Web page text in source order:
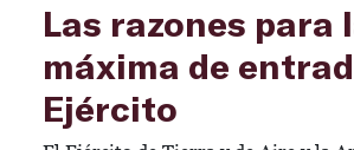
Las razones para
máxima de
Ejército